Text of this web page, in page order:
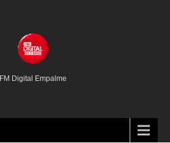
FM Digital Empalme